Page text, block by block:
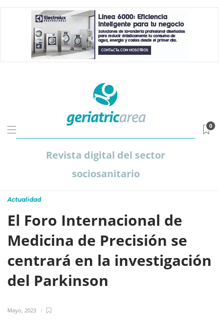
Revista digital del sector
sociosanitario
0
Actualidad
El Foro Internacional de
Medicina de Precisión se
centrará en la investigación
del Parkinson
Mayo, 2023